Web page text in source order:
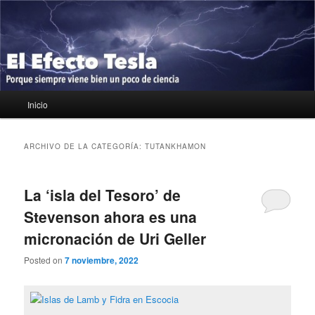
contenido
principal
contenido
secundario
El Efecto Tesla
Porque siempre viene bien un poco de ciencia
principal
Inicio
ARCHIVO DE LA CATEGORÍA:TUTANKHAMON
La ‘isla del Tesoro’ de
Stevenson ahora es una
micronación de Uri Geller
Posted on7 noviembre, 2022